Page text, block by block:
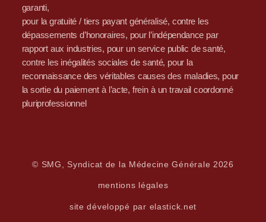
garanti,
pour la gratuité / tiers payant généralisé, contre les
dépassements d’honoraires, pour l’indépendance par
rapport aux industries, pour un service public de santé,
contre les inégalités sociales de santé, pour la
reconnaissance des véritables causes des maladies, pour
la sortie du paiement à l’acte, frein à un travail coordonné
pluriprofessionnel
© SMG, Syndicat de la Médecine Générale 2026
mentions légales
site développé par elastick.net